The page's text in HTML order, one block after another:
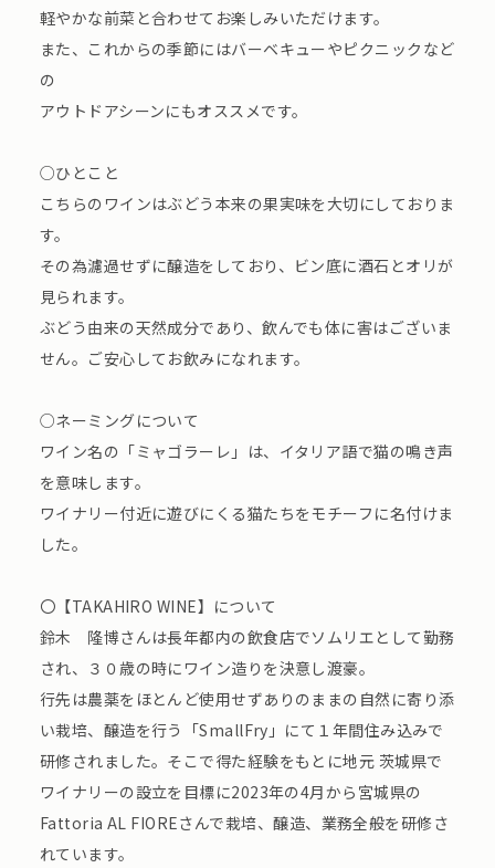
軽やかな前菜と合わせてお楽しみいただけます。
また、これからの季節にはバーベキューやピクニックなど
の
アウトドアシーンにもオススメです。
○ひとこと
こちらのワインはぶどう本来の果実味を大切にしておりま
す。
その為濾過せずに醸造をしており、ビン底に酒石とオリが
見られます。
ぶどう由来の天然成分であり、飲んでも体に害はございま
せん。ご安心してお飲みになれます。
○ネーミングについて
ワイン名の「ミャゴラーレ」は、イタリア語で猫の鳴き声
を意味します。
ワイナリー付近に遊びにくる猫たちをモチーフに名付けま
した。
〇【TAKAHIRO WINE】について
鈴木 隆博さんは長年都内の飲食店でソムリエとして勤務
され、３０歳の時にワイン造りを決意し渡豪。
行先は農薬をほとんど使用せずありのままの自然に寄り添
い栽培、醸造を行う「SmallFry」にて１年間住み込みで
研修されました。そこで得た経験をもとに地元 茨城県で
ワイナリーの設立を目標に2023年の4月から宮城県の
Fattoria AL FIOREさんで栽培、醸造、業務全般を研修さ
れています。